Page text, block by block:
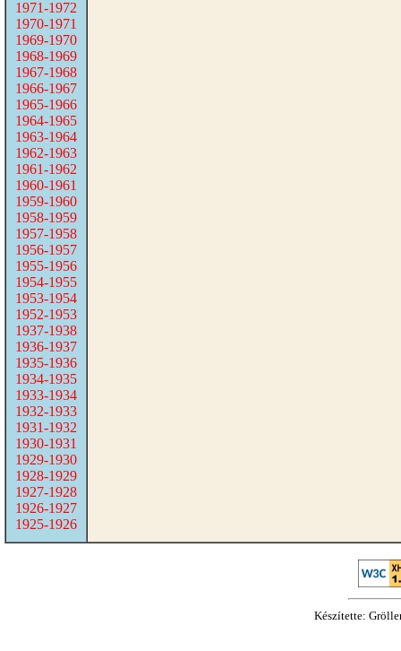
1971-1972
1970-1971
1969-1970
1968-1969
1967-1968
1966-1967
1965-1966
1964-1965
1963-1964
1962-1963
1961-1962
1960-1961
1959-1960
1958-1959
1957-1958
1956-1957
1955-1956
1954-1955
1953-1954
1952-1953
1937-1938
1936-1937
1935-1936
1934-1935
1933-1934
1932-1933
1931-1932
1930-1931
1929-1930
1928-1929
1927-1928
1926-1927
1925-1926
Készítette: